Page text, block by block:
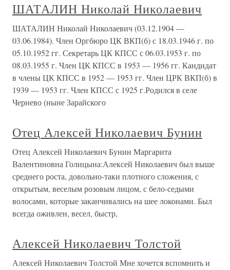
ШАТАЛИН Николай Николаевич
ШАТАЛИН Николай Николаевич (03.12.1904 —
03.06.1984). Член Оргбюро ЦК ВКП(б) с 18.03.1946 г. по
05.10.1952 гг. Секретарь ЦК КПСС с 06.03.1953 г. по
08.03.1955 г. Член ЦК КПСС в 1953 — 1956 гг. Кандидат
в члены ЦК КПСС в 1952 — 1953 гг. Член ЦРК ВКП(б) в
1939 — 1953 гг. Член КПСС с 1925 г.Родился в селе
Чернево (ныне Зарайского
Отец Алексей Николаевич Бунин
Отец Алексей Николаевич Бунин Маргарита
Валентиновна Голицына:Алексей Николаевич был выше
среднего роста, довольно-таки плотного сложения, с
открытым, веселым розовым лицом, с бело-седыми
волосами, которые заканчивались на шее локонами. Был
всегда оживлен, весел, быстр,
Алексей Николаевич Толстой
Алексей Николаевич Толстой Мне хочется вспомнить и